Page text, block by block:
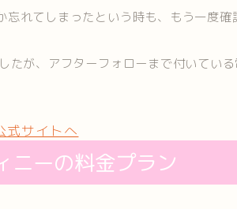
れてしまったという時も、もう一度確
たが、アフターフォローまで付いてい
式サイトへ
ニーの料金プラン